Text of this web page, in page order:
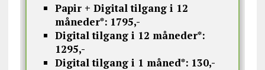
Papir + Digital tilgang i 12
måneder*: 1795,-
Digital tilgang i 12 måneder*:
1295,-
Digital tilgang i 1 måned*: 130,-